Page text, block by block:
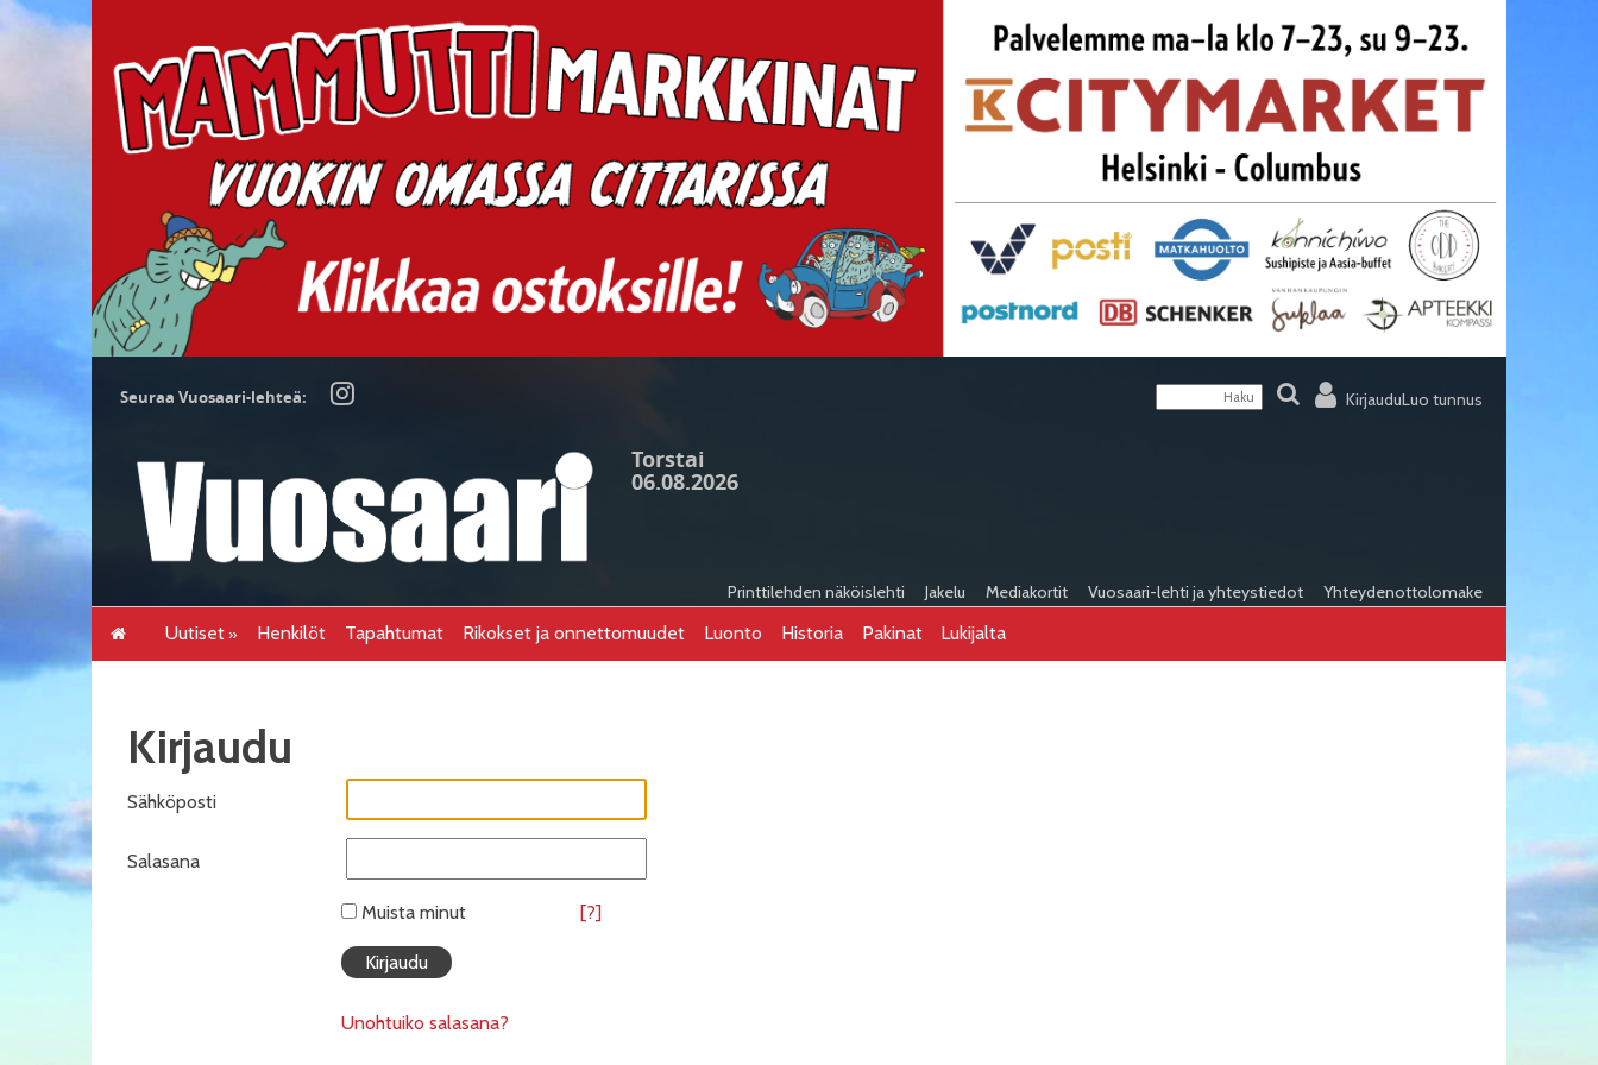
KirjauduLuo tunnus
Seuraa Vuosaari-lehteä:
Torstai
06.08.2026
Printtilehden näköislehti Jakelu Mediakortit Vuosaari-lehti ja yhteystiedot Yhteydenottolomake
Uutiset Henkilöt Tapahtumat Rikokset ja onnettomuudet Luonto Historia Pakinat Lukijalta
Kirjaudu
Sähköposti
Salasana
Muista minut [?]
Unohtuiko salasana?